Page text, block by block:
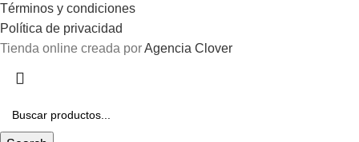
Términos y condiciones
Política de privacidad
Tienda online creada porAgencia Clover
Gastos de envío gratis en pedidos superiores a 100€.